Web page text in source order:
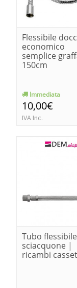
Flessibile
economico
semplice
150cm
Immediata
10,00€
IVA Inc.
Tubo
sciacquone |
ricambi